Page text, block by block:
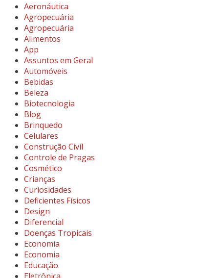
Aeronáutica
Agropecuária
Agropecuária
Alimentos
App
Assuntos em Geral
Automóveis
Bebidas
Beleza
Biotecnologia
Blog
Brinquedo
Celulares
Construção Civil
Controle de Pragas
Cosmético
Crianças
Curiosidades
Deficientes Físicos
Design
Diferencial
Doenças Tropicais
Economia
Economia
Educação